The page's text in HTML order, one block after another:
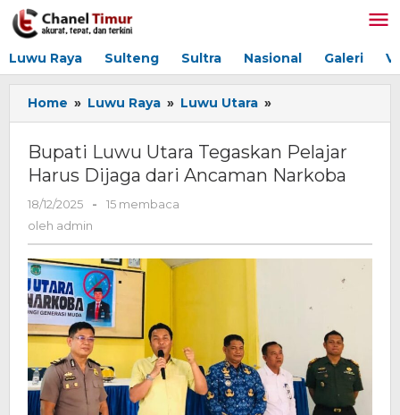
Lewati
ke
Luwu Raya Sulteng Sultra Nasional Galeri
Home » Luwu Raya » Luwu Utara »
Luwu
Tegaskan
Pelajar
Bupati Luwu Utara Tegaskan Pelajar
Harus Dijaga dari Ancaman Narkoba
18/12/2025
oleh
-
15 membaca
oleh admin